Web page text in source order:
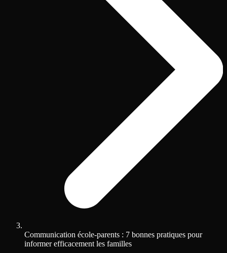
Communication école-parents : 7 bonnes pratiques pour
informer efficacement les familles